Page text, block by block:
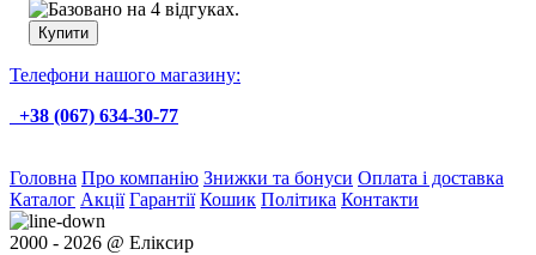
Телефони нашого магазину:
+38 (067) 634-30-77
Головна Про компанію Знижки та бонуси Оплата і доставка
Каталог Акції Гарантії Кошик Політика Контакти
2000 - 2026 @ Еліксир